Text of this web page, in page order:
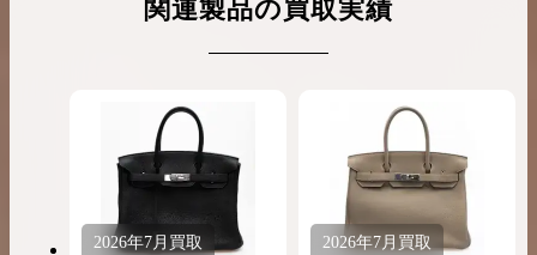
関連製品の買取実績
2026年7月 買取 2026年7月 買取